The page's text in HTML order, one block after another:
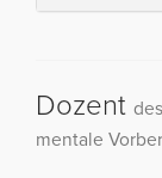
Dozent
mentale